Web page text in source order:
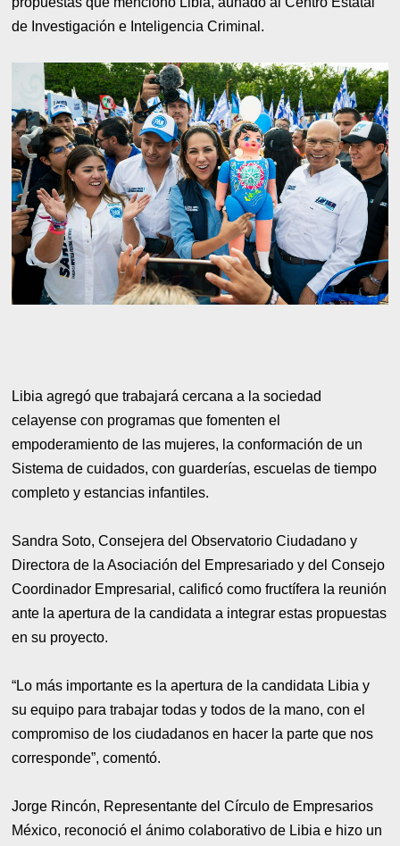
de Investigación e Inteligencia Criminal.
Libia agregó que trabajará cercana a la sociedad
celayense con programas que fomenten el
empoderamiento de las mujeres, la conformación de un
Sistema de cuidados, con guarderías, escuelas de tiempo
completo y estancias infantiles.
Sandra Soto, Consejera del Observatorio Ciudadano y
Directora de la Asociación del Empresariado y del Consejo
Coordinador Empresarial, calificó como fructífera la reunión
ante la apertura de la candidata a integrar estas propuestas
en su proyecto.
“Lo más importante es la apertura de la candidata Libia y
su equipo para trabajar todas y todos de la mano, con el
compromiso de los ciudadanos en hacer la parte que nos
corresponde”, comentó.
Jorge Rincón, Representante del Círculo de Empresarios
México, reconoció el ánimo colaborativo de Libia e hizo un